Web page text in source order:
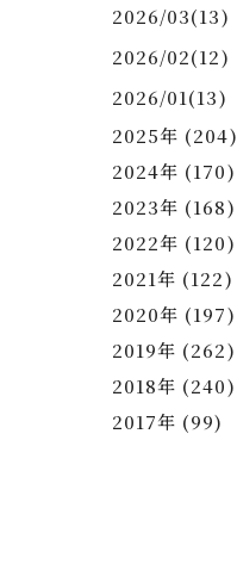
2026/03(13)
2026/02(12)
2026/01(13)
2025年 (204)
2024年 (170)
2023年 (168)
2022年 (120)
2021年 (122)
2020年 (197)
2019年 (262)
2018年 (240)
2017年 (99)